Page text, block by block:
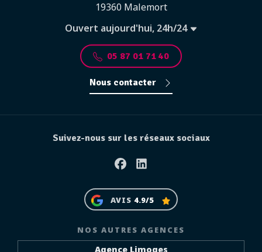
19360 Malemort
Ouvert aujourd'hui, 24h/24
05 87 01 71 40
Nous contacter
Suivez-nous sur les réseaux sociaux
FacebookLinkedin
AVIS 4.9/5
NOS AUTRES AGENCES
Agence Limoges